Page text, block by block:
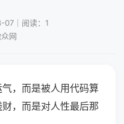
07｜阅读：1
网
，而是被人用代码算
，而是对人性最后那